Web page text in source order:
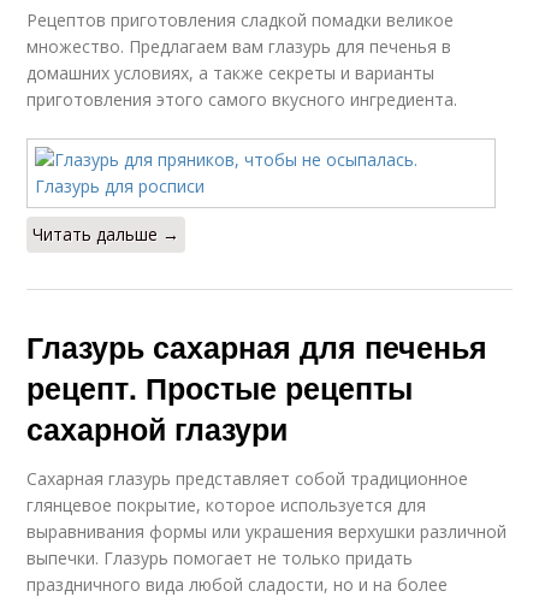
Рецептов приготовления сладкой помадки великое
множество. Предлагаем вам глазурь для печенья в
домашних условиях, а также секреты и варианты
приготовления этого самого вкусного ингредиента.
Читать дальше →
Глазурь сахарная для печенья
рецепт. Простые рецепты
сахарной глазури
Сахарная глазурь представляет собой традиционное
глянцевое покрытие, которое используется для
выравнивания формы или украшения верхушки различной
выпечки. Глазурь помогает не только придать
праздничного вида любой сладости, но и на более